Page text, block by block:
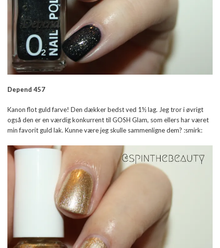
Depend 457
Kanon flot guld farve! Den dækker bedst ved 1½ lag. Jeg tror i øvrigt
også den er en værdig konkurrent til GOSH Glam, som ellers har været
min favorit guld lak. Kunne være jeg skulle sammenligne dem? :smirk: